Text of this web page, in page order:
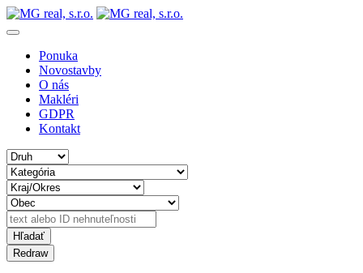
Ponuka
Novostavby
O nás
Makléri
GDPR
Kontakt